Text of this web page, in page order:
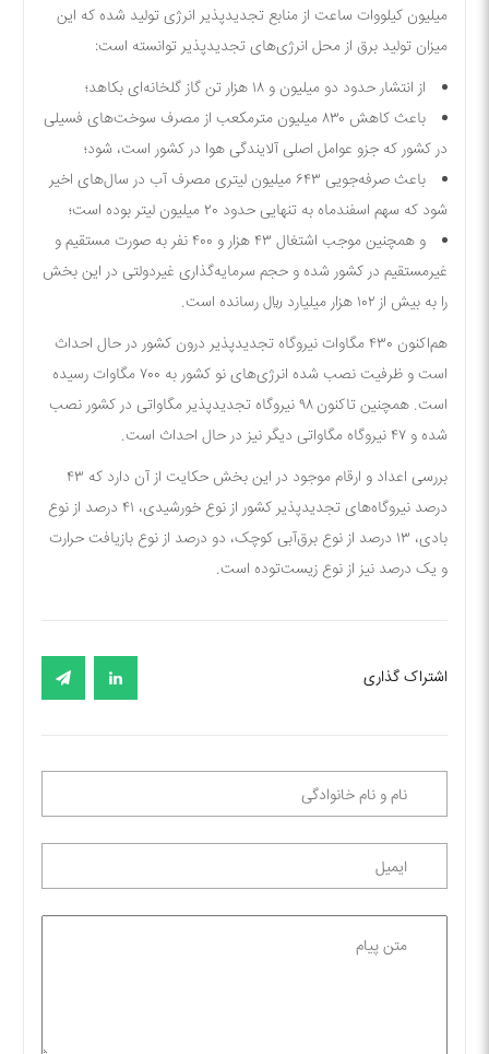
میلیون کیلووات ساعت از منابع تجدیدپذیر انرژی تولید شده که این
میزان تولید برق از محل انرژی‌های تجدیدپذیر توانسته است:
از انتشار حدود دو میلیون و ۱۸ هزار تن گاز گلخانه‌ای بکاهد؛
باعث کاهش ۸۳۰ میلیون مترمکعب از مصرف سوخت‌های فسیلی
در کشور که جزو عوامل اصلی آلایندگی هوا در کشور است، شود؛
باعث صرفه‌جویی ۶۴۳ میلیون لیتری مصرف آب در سال‌های اخیر
شود که سهم اسفندماه به تنهایی حدود ۲۰ میلیون لیتر بوده است؛
و همچنین موجب اشتغال ۴۳ هزار و ۴۰۰ نفر به صورت مستقیم و
غیرمستقیم در کشور شده و حجم سرمایه‌گذاری غیردولتی در این بخش
را به بیش از ۱۰۲ هزار میلیارد ریال رسانده است.
هم‌اکنون ۴۳۰ مگاوات نیروگاه تجدیدپذیر درون کشور در حال احداث
است و ظرفیت نصب شده انرژی‌های نو کشور به ۷۰۰ مگاوات رسیده
است. همچنین تاکنون ۹۸ نیروگاه تجدیدپذیر مگاواتی در کشور نصب
شده و ۴۷ نیروگاه مگاواتی دیگر نیز در حال احداث است.
بررسی اعداد و ارقام موجود در این بخش حکایت از آن دارد که ۴۳
درصد نیروگاه‌های تجدیدپذیر کشور از نوع خورشیدی، ۴۱ درصد از نوع
بادی، ۱۳ درصد از نوع برق‌آبی کوچک، دو درصد از نوع بازیافت حرارت
و یک درصد نیز از نوع زیست‌توده است.
اشتراک گذاری